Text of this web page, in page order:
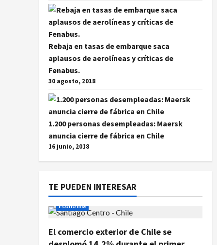
Rebaja en tasas de embarque saca
aplausos de aerolíneas y críticas de
Fenabus.
30 agosto, 2018
1.200 personas desempleadas: Maersk
anuncia cierre de fábrica en Chile
16 junio, 2018
TE PUEDEN INTERESAR
Economía
El comercio exterior de Chile se